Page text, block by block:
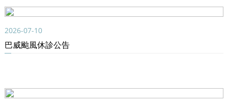
2026-07-10
巴威颱風休診公告